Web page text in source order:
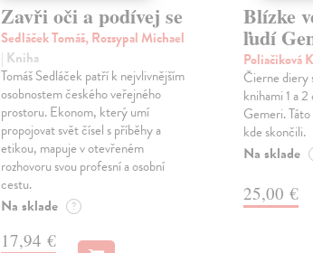
Zavři oči a podívej se
Sedláček Tomáš, Rozsypal Michael
| Kniha
Tomáš Sedláček patří k nejvlivnějším
osobnostem českého veřejného
prostoru. Ekonom, který umí
propojovat svět čísel s příběhy a
etikou, mapuje v otevřeném
rozhovoru svou profesní a osobní
cestu.
Na sklade ?
17,94 €
Blízke
ľudí
Poliačiková
Čierne diery
knihami 1 a
Gemeri.
kde skončili.
Na sklade
25,00 €